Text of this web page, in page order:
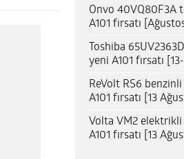
Onvo 40VQ80F3A
A101 fırsatı
Toshiba
yeni A101 fırsatı
ReVolt RS6
A101 fırsatı [13
Volta VM2
A101 fırsatı [13